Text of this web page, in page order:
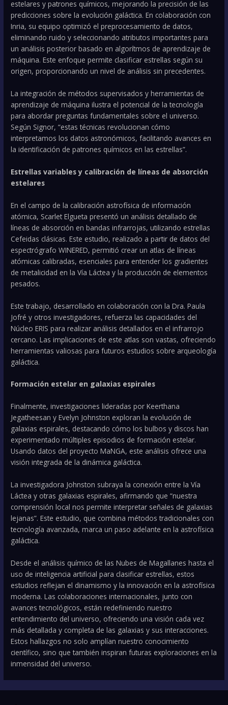
estelares y patrones químicos, mejorando la precisión de las
predicciones sobre la evolución galáctica. En colaboración con
Inria, su equipo optimizó el preprocesamiento de datos,
eliminando ruido y seleccionando atributos importantes para
un análisis posterior basado en algorítmos de aprendizaje de
máquina. Este enfoque permite clasificar estrellas según su
origen, proporcionando un nivel de análisis sin precedentes.
La integración de métodos supervisados y herramientas de
aprendizaje de máquina ilustra el potencial de la tecnología
para abordar preguntas fundamentales sobre el universo.
Según Signor, “estas técnicas revolucionan cómo
interpretamos los datos astronómicos, facilitando avances en
la identificación de patrones químicos en las estrellas”.
Estrellas variables y calibración de líneas de absorción
estelares
En el campo de la calibración astrofísica de información
atómica, Scarlet Elgueta presentó un análisis detallado de
líneas de absorción en bandas infrarrojas, utilizando estrellas
Cefeidas clásicas. Este estudio, realizado a partir de datos del
espectrógrafo WINERED, permitió crear un atlas de líneas
atómicas calibradas, esenciales para entender los gradientes
de metalicidad en la Vía Láctea y la producción de elementos
pesados.
Este trabajo, desarrollado en colaboración con la Dra. Paula
Jofré y otros investigadores, refuerza las capacidades del
Núcleo ERIS para realizar análisis detallados en el infrarrojo
cercano. Las implicaciones de este atlas son vastas, ofreciendo
herramientas valiosas para futuros estudios sobre arqueología
galáctica.
Formación estelar en galaxias espirales
Finalmente, investigaciones lideradas por Keerthana
Jegatheesan y Evelyn Johnston exploran la evolución de
galaxias espirales, destacando cómo los bulbos y discos han
experimentado múltiples episodios de formación estelar.
Usando datos del proyecto MaNGA, este análisis ofrece una
visión integrada de la dinámica galáctica.
La investigadora Johnston subraya la conexión entre la Vía
Láctea y otras galaxias espirales, afirmando que “nuestra
comprensión local nos permite interpretar señales de galaxias
lejanas”. Este estudio, que combina métodos tradicionales con
tecnología avanzada, marca un paso adelante en la astrofísica
galáctica.
Desde el análisis químico de las Nubes de Magallanes hasta el
uso de inteligencia artificial para clasificar estrellas, estos
estudios reflejan el dinamismo y la innovación en la astrofísica
moderna. Las colaboraciones internacionales, junto con
avances tecnológicos, están redefiniendo nuestro
entendimiento del universo, ofreciendo una visión cada vez
más detallada y completa de las galaxias y sus interacciones.
Estos hallazgos no solo amplían nuestro conocimiento
científico, sino que también inspiran futuras exploraciones en la
inmensidad del universo.